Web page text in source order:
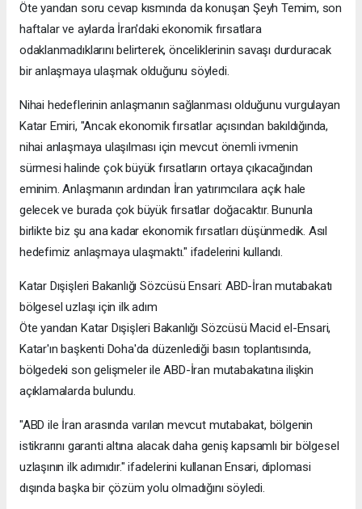
Öte yandan soru cevap kısmında da konuşan Şeyh Temim, son
haftalar ve aylarda İran'daki ekonomik fırsatlara
odaklanmadıklarını belirterek, önceliklerinin savaşı durduracak
bir anlaşmaya ulaşmak olduğunu söyledi.
Nihai hedeflerinin anlaşmanın sağlanması olduğunu vurgulayan
Katar Emiri, "Ancak ekonomik fırsatlar açısından bakıldığında,
nihai anlaşmaya ulaşılması için mevcut önemli ivmenin
sürmesi halinde çok büyük fırsatların ortaya çıkacağından
eminim. Anlaşmanın ardından İran yatırımcılara açık hale
gelecek ve burada çok büyük fırsatlar doğacaktır. Bununla
birlikte biz şu ana kadar ekonomik fırsatları düşünmedik. Asıl
hedefimiz anlaşmaya ulaşmaktı." ifadelerini kullandı.
Katar Dışişleri Bakanlığı Sözcüsü Ensari: ABD-İran mutabakatı
bölgesel uzlaşı için ilk adım
Öte yandan Katar Dışişleri Bakanlığı Sözcüsü Macid el-Ensari,
Katar'ın başkenti Doha'da düzenlediği basın toplantısında,
bölgedeki son gelişmeler ile ABD-İran mutabakatına ilişkin
açıklamalarda bulundu.
"ABD ile İran arasında varılan mevcut mutabakat, bölgenin
istikrarını garanti altına alacak daha geniş kapsamlı bir bölgesel
uzlaşının ilk adımıdır." ifadelerini kullanan Ensari, diplomasi
dışında başka bir çözüm yolu olmadığını söyledi.